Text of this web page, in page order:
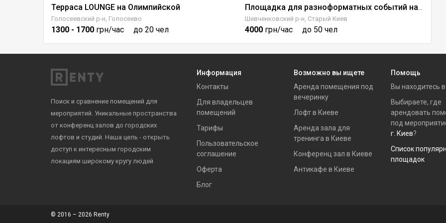
Терраса LOUNGE на Олимпийской
Голосеевский р-н, Голосеево
1300 - 1700 грн/час до 20 чел
Шевченковский р-н, Старый Киев
4000 грн/час до 50 чел
Поиск и сравнение помещений для
мероприятий. Уникальные пространства
от конференц залов до городских
лофтов и студий. Наша цель - открыть
доступ к интересным городским
локациям широкому кругу людей
Информация
Контакты
Для владельцев
помещений
Тарифы
Пользовательское
соглашение
Оферта
Блог
Возможно вы ищете
Аренда помещения под
вечеринку
Лофт в Киеве
Аренда зала для
тренинга в Киеве
Конференц зал в Киеве
Антикафе в Киеве
Помощь
Вы находитесь в
Выбираете, где
арендовать
под
г. Киев?
Список
площадок
© 2016 – 2026 Renty